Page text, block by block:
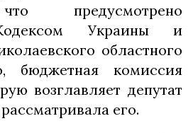
предусмотрено
Украины и
областного
бюджетная комиссия
возглавляет депутат
его.